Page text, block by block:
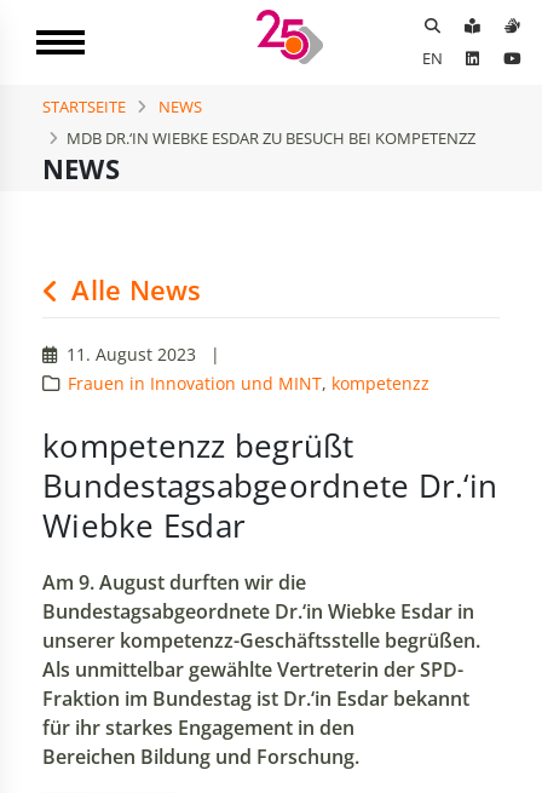
EN
NEWS
STARTSEITE
NEWS
MDB DR.‘IN WIEBKE ESDAR ZU BESUCH BEI KOMPETENZZ
Alle News
11. August 2023
|
Frauen in Innovation und MINT, kompetenzz
kompetenzz begrüßt
Bundestagsabgeordnete Dr.‘in
Wiebke Esdar
Am 9. August durften wir die
Bundestagsabgeordnete Dr.‘in Wiebke Esdar in
unserer kompetenzz-Geschäftsstelle begrüßen.
Als unmittelbar gewählte Vertreterin der SPD-
Fraktion im Bundestag ist Dr.‘in Esdar bekannt
für ihr starkes Engagement in den
Bereichen Bildung und Forschung.